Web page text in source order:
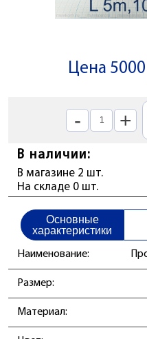
Цена
- +
В наличии:
В магазине 2 шт.
На складе 0 шт.
Основные
характеристики
Наименование:
Размер:
Материал: